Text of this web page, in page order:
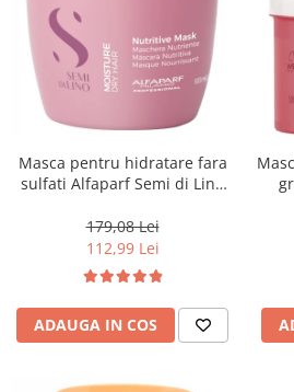
Masca pentru hidratare fara
sulfati Alfaparf Semi di Lino
ml
179,08 Lei
112,99 Lei
ADAUGA IN COS